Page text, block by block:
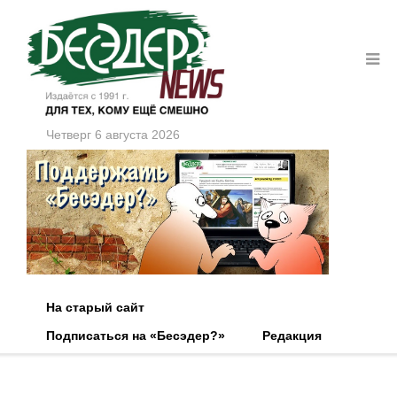
Четверг 6 августа 2026
На старый сайт
Подписаться на «Бесэдер?»
Редакция